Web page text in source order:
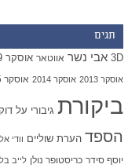
תגים
3D אבי נשר אווטאר אוסקר 2009
אוסקר 2013 אוסקר 2014 אוסקר 2015
ביקורת גיבורי על
הספד הערת שוליים וודי
יוסף סידר כריסטופר נולן לייב